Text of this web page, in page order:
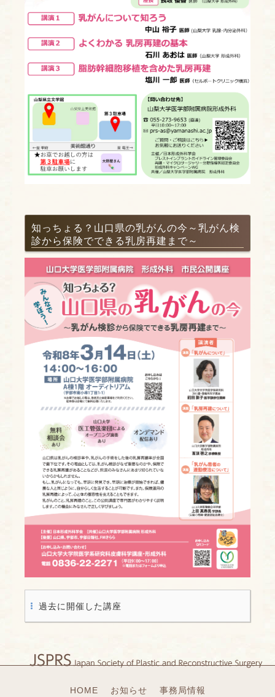
知っちょる？山口県の乳がんの今～乳がん検
診から保険でできる乳房再建まで～
過去に開催した講座
HOME お知らせ 事務局情報